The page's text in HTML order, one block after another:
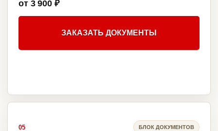
от 3 900 ₽
ЗАКАЗАТЬ ДОКУМЕНТЫ
05 БЛОК ДОКУМЕНТОВ